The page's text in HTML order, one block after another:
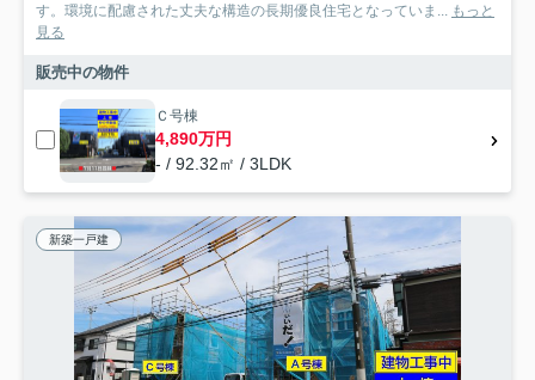
す。環境に配慮された丈夫な構造の長期優良住宅となっていま...
もっと
見る
販売中の物件
Ｃ号棟
4,890万円
- / 92.32㎡ / 3LDK
新築一戸建